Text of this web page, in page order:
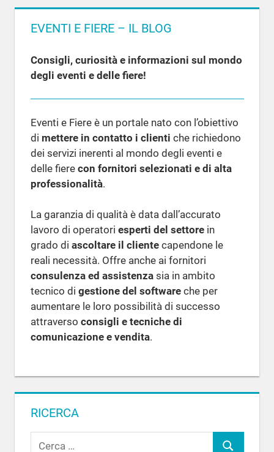
EVENTI E FIERE – IL BLOG
Consigli, curiosità e informazioni sul mondo
degli eventi e delle fiere!
Eventi e Fiere è un portale nato con l’obiettivo
di mettere in contatto i clienti che richiedono
dei servizi inerenti al mondo degli eventi e
delle fierecon fornitori selezionati e di alta
professionalità.
La garanzia di qualità è data dall’accurato
lavoro di operatori esperti del settorein
grado di ascoltare il clientecapendone le
reali necessità. Offre anche ai fornitori
consulenza ed assistenzasia in ambito
tecnico di gestione del softwareche per
aumentare le loro possibilità di successo
attraverso consigli e tecniche di
comunicazione e vendita.
RICERCA